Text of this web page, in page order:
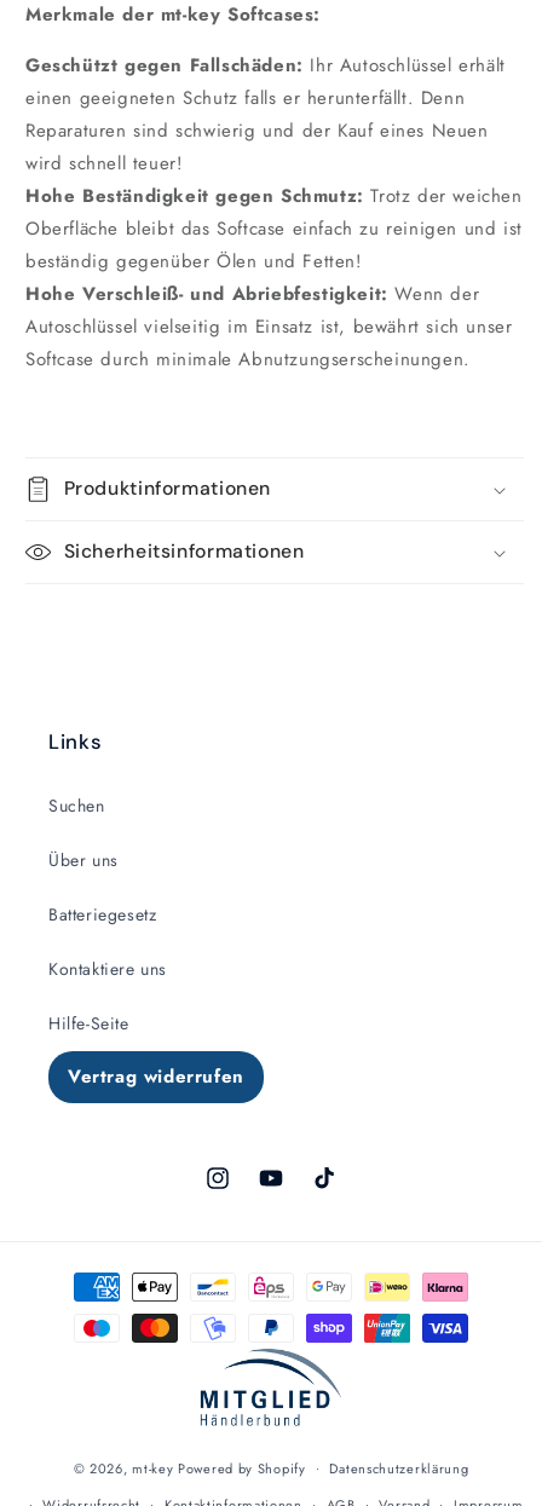
Merkmale der mt-key Softcases:
Geschützt gegen Fallschäden: Ihr Autoschlüssel erhält
einen geeigneten Schutz falls er herunterfällt. Denn
Reparaturen sind schwierig und der Kauf eines Neuen
wird schnell teuer!
Hohe Beständigkeit gegen Schmutz:Trotz der weichen
Oberfläche bleibt das Softcase einfach zu reinigen und ist
beständig gegenüber Ölen und Fetten!
Hohe Verschleiß- und Abriebfestigkeit:Wenn der
Autoschlüssel vielseitig im Einsatz ist, bewährt sich unser
Softcase durch minimale Abnutzungserscheinungen.
Produktinformationen
Sicherheitsinformationen
Links
Suchen
Über uns
Batteriegesetz
Kontaktiere uns
Hilfe-Seite
Vertrag widerrufen
InstagramYouTubeTikTok
Zahlungsmethoden
© 2026,mt-key Powered by Shopify
Datenschutzerklärung